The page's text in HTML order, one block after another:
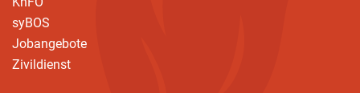
syBOS
Jobangebote
Zivildienst